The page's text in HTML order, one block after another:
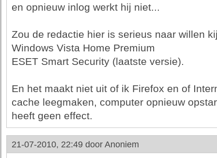
en opnieuw inlog werkt hij niet...
Zou de redactie hier is serieus naar willen
Windows Vista Home Premium
ESET Smart Security (laatste versie).
En het maakt niet uit of ik Firefox en of
cache leegmaken, computer opnieuw
heeft geen effect.
21-07-2010, 22:49 door Anoniem